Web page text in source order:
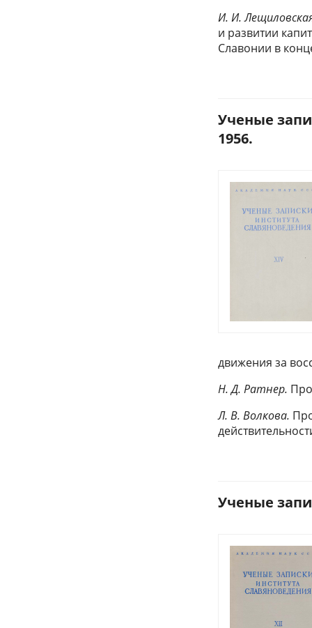
И. И.
и развитии
Славонии в
Ученые
1956.
движения за
Н. Д. Ратнер.
Л. В. Волкова.
Ученые